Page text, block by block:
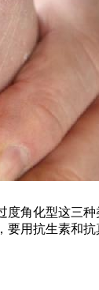
角化型这三
用抗生素和